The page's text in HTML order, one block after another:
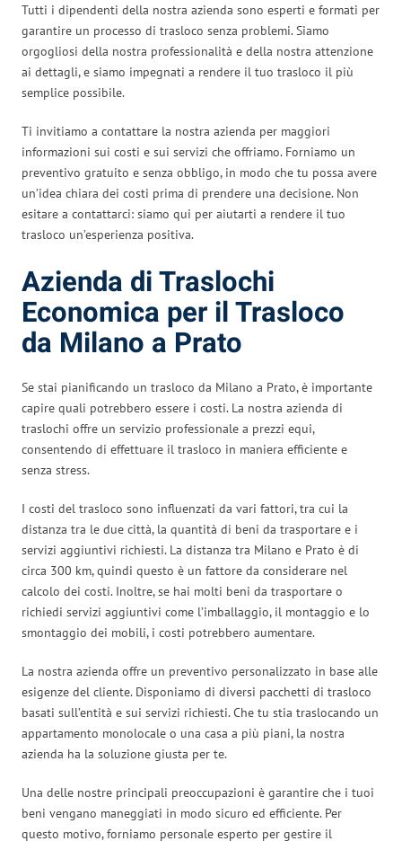
Tutti i dipendenti della nostra azienda sono esperti e formati per
garantire un processo di trasloco senza problemi. Siamo
orgogliosi della nostra professionalità e della nostra attenzione
ai dettagli, e siamo impegnati a rendere il tuo trasloco il più
semplice possibile.
Ti invitiamo a contattare la nostra azienda per maggiori
informazioni sui costi e sui servizi che offriamo. Forniamo un
preventivo gratuito e senza obbligo, in modo che tu possa avere
un’idea chiara dei costi prima di prendere una decisione. Non
esitare a contattarci: siamo qui per aiutarti a rendere il tuo
trasloco un’esperienza positiva.
Azienda di Traslochi
Economica per il Trasloco
da Milano a Prato
Se stai pianificando un trasloco da Milano a Prato, è importante
capire quali potrebbero essere i costi. La nostra azienda di
traslochi offre un servizio professionale a prezzi equi,
consentendo di effettuare il trasloco in maniera efficiente e
senza stress.
I costi del trasloco sono influenzati da vari fattori, tra cui la
distanza tra le due città, la quantità di beni da trasportare e i
servizi aggiuntivi richiesti. La distanza tra Milano e Prato è di
circa 300 km, quindi questo è un fattore da considerare nel
calcolo dei costi. Inoltre, se hai molti beni da trasportare o
richiedi servizi aggiuntivi come l’imballaggio, il montaggio e lo
smontaggio dei mobili, i costi potrebbero aumentare.
La nostra azienda offre un preventivo personalizzato in base alle
esigenze del cliente. Disponiamo di diversi pacchetti di trasloco
basati sull’entità e sui servizi richiesti. Che tu stia traslocando un
appartamento monolocale o una casa a più piani, la nostra
azienda ha la soluzione giusta per te.
Una delle nostre principali preoccupazioni è garantire che i tuoi
beni vengano maneggiati in modo sicuro ed efficiente. Per
questo motivo, forniamo personale esperto per gestire il